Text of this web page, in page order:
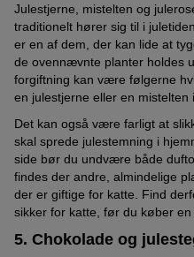
Julestjerne, mistelten og
traditionelt hører sig til i
er en af dem, der kan lide at
de ovennævnte planter holdes
forgiftning kan være følgerne
en julestjerne eller en
Det kan også være farligt at
skal sprede julestemning i
side bør du undvære både
findes der andre, almindelige
der er giftige for katte. Find
sikker for katte, før du køber en
5. Chokolade og